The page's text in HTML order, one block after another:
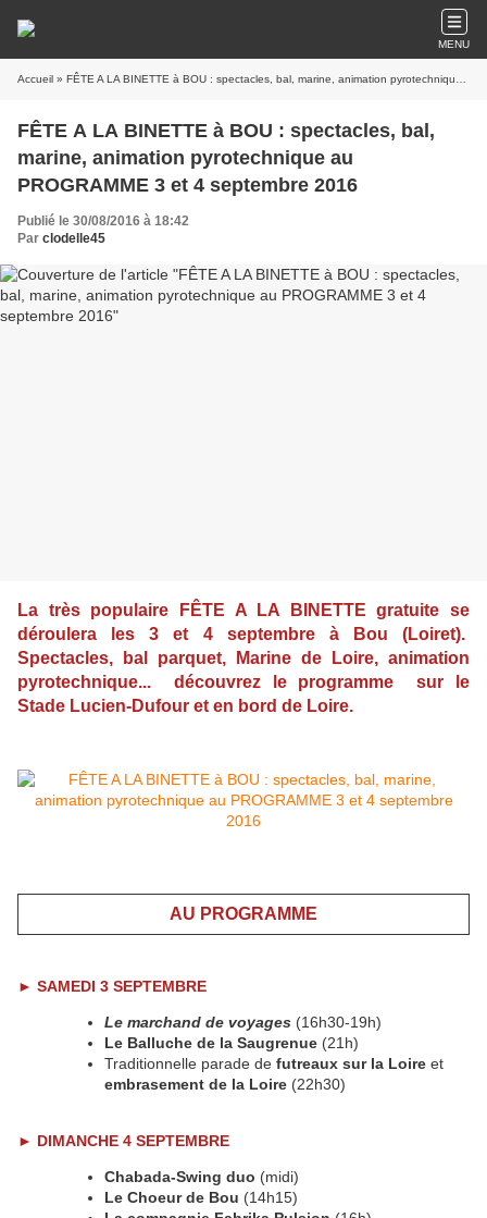
MENU
Accueil » FÊTE A LA BINETTE à BOU : spectacles, bal, marine, animation pyrotechnique au PROGRAMME 3 et 4 septembre 2016
FÊTE A LA BINETTE à BOU : spectacles, bal,
marine, animation pyrotechnique au
PROGRAMME 3 et 4 septembre 2016
Publié le 30/08/2016 à 18:42
Par clodelle45
La très populaire FÊTE A LA BINETTE gratuite se
déroulera les 3 et 4 septembre à Bou (Loiret).
Spectacles, bal parquet, Marine de Loire, animation
pyrotechnique...découvrez le programme sur le
Stade Lucien-Dufour et en bord de Loire.
AU PROGRAMME
► SAMEDI 3 SEPTEMBRE
Le marchand de voyages (16h30-19h)
Le Balluche de la Saugrenue (21h)
Traditionnelle parade de futreaux sur la Loire et
embrasement de la Loire (22h30)
► DIMANCHE 4 SEPTEMBRE
Chabada-Swing duo (midi)
Le Choeur de Bou (14h15)